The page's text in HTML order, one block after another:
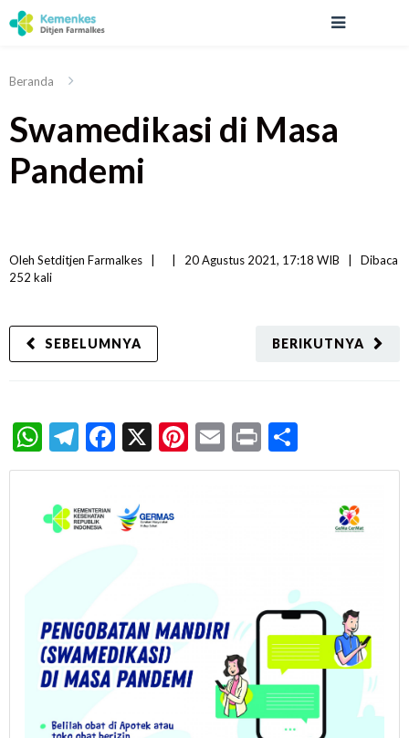
Beranda
Swamedikasi di Masa
Pandemi
Oleh Setditjen Farmalkes 20 Agustus 2021, 17:18 WIB
Dibaca
252 kali
BERIKUTNYA
SEBELUMNYA
WhatsApp
Telegram
Facebook
X Pinterest
Email
Print